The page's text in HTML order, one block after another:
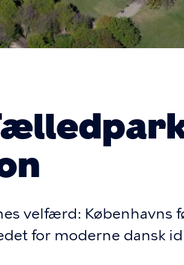
velfærd: Københavns
for moderne dansk